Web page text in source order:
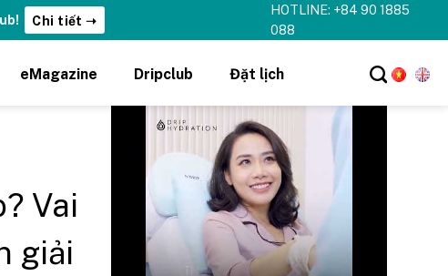
Chi tiết ➝
HOTLINE: +84 90 1885
088
eMagazine Dripclub Đặt lịch
Vai
giải